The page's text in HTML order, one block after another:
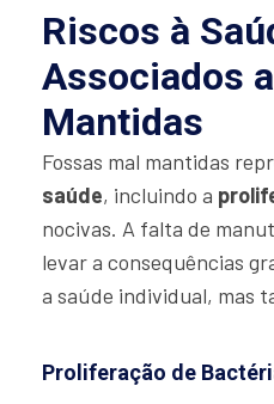
Riscos à
Associados
Mantidas
Fossas mal mantidas
saúde, incluindo a
nocivas. A falta de
levar a consequências
a saúde individual, mas
Proliferação de